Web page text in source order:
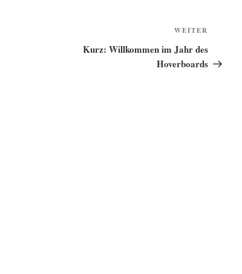
WEITER
Kurz: Willkommen im Jahr des
Hoverboards